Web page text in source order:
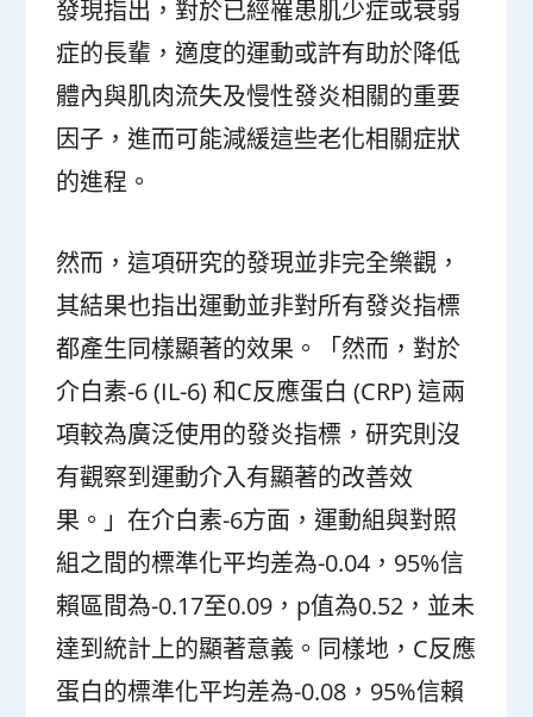
發現指出，對於已經罹患肌少症或衰弱
症的長輩，適度的運動或許有助於降低
體內與肌肉流失及慢性發炎相關的重要
因子，進而可能減緩這些老化相關症狀
的進程。
然而，這項研究的發現並非完全樂觀，
其結果也指出運動並非對所有發炎指標
都產生同樣顯著的效果。「然而，對於
介白素-6 (IL-6) 和C反應蛋白 (CRP) 這兩
項較為廣泛使用的發炎指標，研究則沒
有觀察到運動介入有顯著的改善效
果。」在介白素-6方面，運動組與對照
組之間的標準化平均差為-0.04，95%信
賴區間為-0.17至0.09，p值為0.52，並未
達到統計上的顯著意義。同樣地，C反應
蛋白的標準化平均差為-0.08，95%信賴